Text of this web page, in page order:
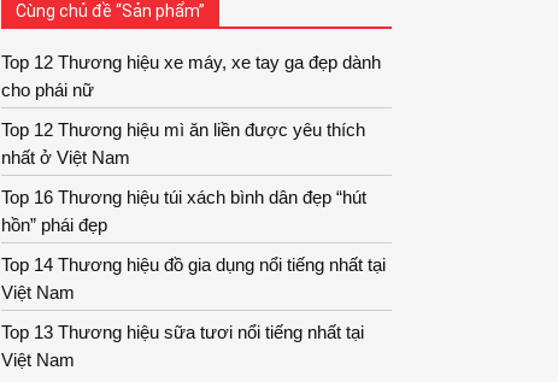
Cùng chủ đề “Sản phẩm”
Top 12 Thương hiệu xe máy, xe tay ga đẹp dành
cho phái nữ
Top 12 Thương hiệu mì ăn liền được yêu thích
nhất ở Việt Nam
Top 16 Thương hiệu túi xách bình dân đẹp “hút
hồn” phái đẹp
Top 14 Thương hiệu đồ gia dụng nổi tiếng nhất tại
Việt Nam
Top 13 Thương hiệu sữa tươi nổi tiếng nhất tại
Việt Nam